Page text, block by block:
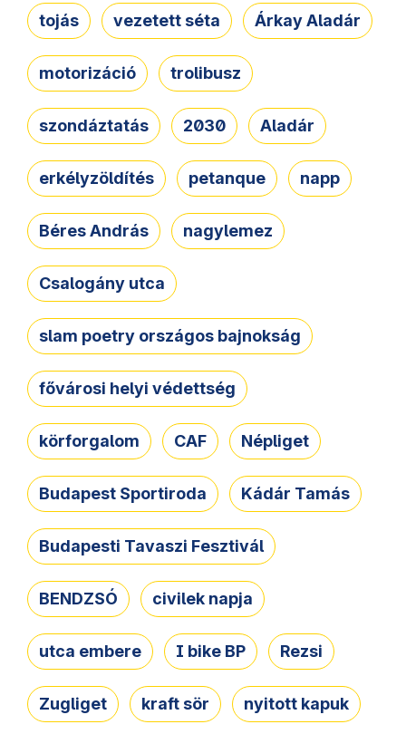
tojás vezetett séta Árkay Aladár
motorizáció trolibusz
szondáztatás 2030 Aladár
erkélyzöldítés petanque napp
Béres András nagylemez
Csalogány utca
slam poetry országos bajnokság
fővárosi helyi védettség
körforgalom CAF Népliget
Budapest Sportiroda Kádár Tamás
Budapesti Tavaszi Fesztivál
BENDZSÓ civilek napja
utca embere I bike BP Rezsi
Zugliget kraft sör nyitott kapuk